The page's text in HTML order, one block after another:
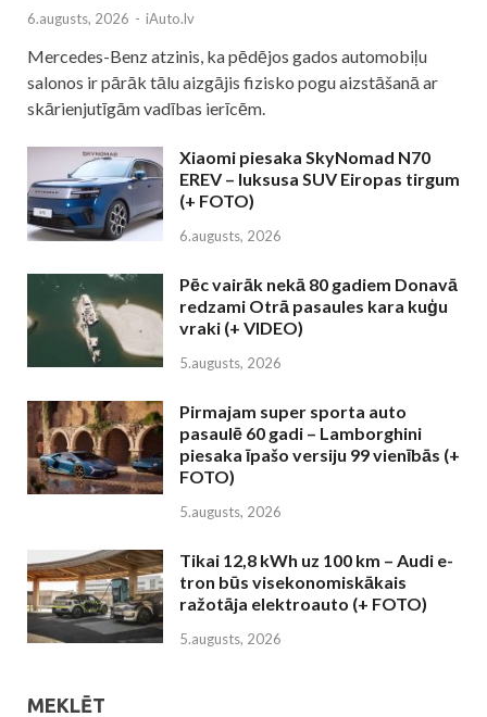
6.augusts, 2026 - iAuto.lv
Mercedes-Benz atzinis, ka pēdējos gados automobiļu
salonos ir pārāk tālu aizgājis fizisko pogu aizstāšanā ar
skārienjutīgām vadības ierīcēm.
Xiaomi piesaka SkyNomad N70
EREV – luksusa SUV Eiropas tirgum
(+ FOTO)
6.augusts, 2026
Pēc vairāk nekā 80 gadiem Donavā
redzami Otrā pasaules kara kuģu
vraki (+ VIDEO)
5.augusts, 2026
Pirmajam super sporta auto
pasaulē 60 gadi – Lamborghini
piesaka īpašo versiju 99 vienībās (+
FOTO)
5.augusts, 2026
Tikai 12,8 kWh uz 100 km – Audi e-
tron būs visekonomiskākais
ražotāja elektroauto (+ FOTO)
5.augusts, 2026
MEKLĒT